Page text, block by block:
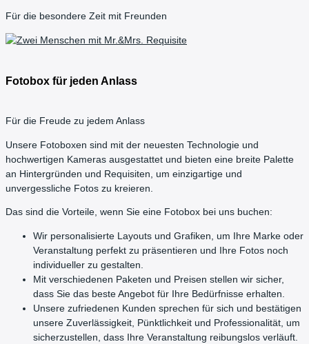
Für die besondere Zeit mit Freunden
Fotobox für jeden Anlass
Für die Freude zu jedem Anlass
Unsere Fotoboxen sind mit der neuesten Technologie und
hochwertigen Kameras ausgestattet und bieten eine breite Palette
an Hintergründen und Requisiten, um einzigartige und
unvergessliche Fotos zu kreieren.
Das sind die Vorteile, wenn Sie eine Fotobox bei uns buchen:
Wir personalisierte Layouts und Grafiken, um Ihre Marke oder
Veranstaltung perfekt zu präsentieren und Ihre Fotos noch
individueller zu gestalten.
Mit verschiedenen Paketen und Preisen stellen wir sicher,
dass Sie das beste Angebot für Ihre Bedürfnisse erhalten.
Unsere zufriedenen Kunden sprechen für sich und bestätigen
unsere Zuverlässigkeit, Pünktlichkeit und Professionalität, um
sicherzustellen, dass Ihre Veranstaltung reibungslos verläuft.